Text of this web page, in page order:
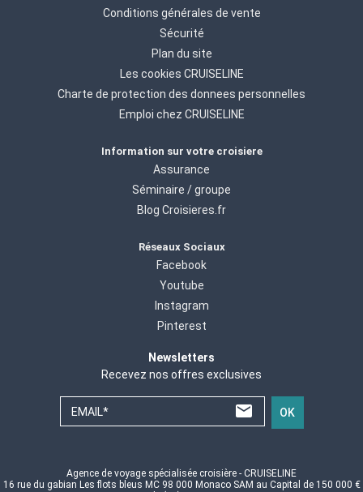
Conditions générales de vente
Sécurité
Plan du site
Les cookies CRUISELINE
Charte de protection des donnees personnelles
Emploi chez CRUISELINE
Information sur votre croisiere
Assurance
Séminaire / groupe
Blog Croisieres.fr
Réseaux Sociaux
Facebook
Youtube
Instagram
Pinterest
Newsletters
Recevez nos offres exclusives
EMAIL* OK
Agence de voyage spécialisée croisière - CRUISELINE
16 rue du gabian Les flots bleus MC 98 000 Monaco SAM au Capital de 150 000 €